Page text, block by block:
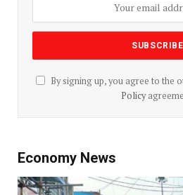
By signing up, you agree to the
Policy
Economy News